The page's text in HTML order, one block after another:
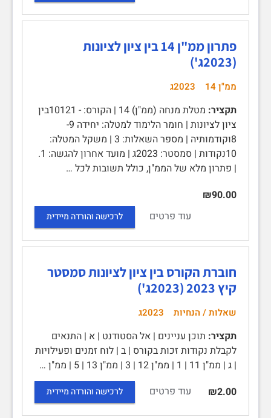
פתרון ממ"ן 14 בין ציון לציונות
(2023ג')
ממ"ן 14 2023ג
תקציר:
מטלת מנחה (ממ"ן) 14 | הקורס: - 10121בין
ציון לציונות | חומר הלימוד למטלה: יחידה 9-
8וקודמותיה | מספר השאלות: 3 | משקל המטלה:
10נקודות | סמסטר: 2023ג | מועד אחרון להגשה: 1.
| פתרון מלא של הממ"ן, כולל תשובות לכל …
₪90.00
עוד פרטים
לרכישה והורדה מיידית
חוברת הקורס בין ציון לציונות סמסטר
קיץ 2023 (2023ג')
שאלות / הנחיות 2023ג
תקציר: תוכן עניינים | אל הסטודנט | א | התנאים
לקבלת נקודות זכות בקורס | ב | לוח זמנים ופעילויות
| ג | ממ"ן 11 | 1 | ממ"ן 12 | 3 | ממ"ן 13 | 5 | ממ"ן …
₪2.00
עוד פרטים לרכישה והורדה מיידית